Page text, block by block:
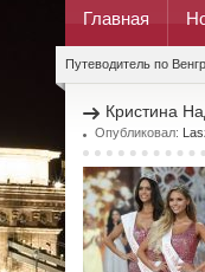
Главная
Путеводитель по
Кристина
Опубликовал: